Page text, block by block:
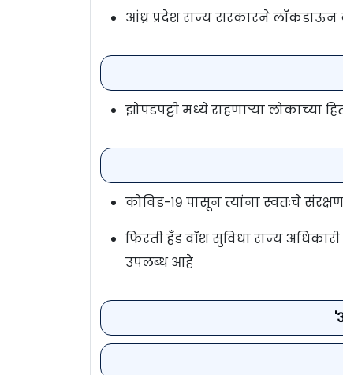
आंध्र प्रदेश राज्य सरकारने लॉकडाऊन
झोपडपट्टी मध्ये राहणाऱ्या
कोविड-१९ पासून त्यांना स्वतःचे
फिरती हँड वॉश सुविधा राज्य
उपलब्ध आहे